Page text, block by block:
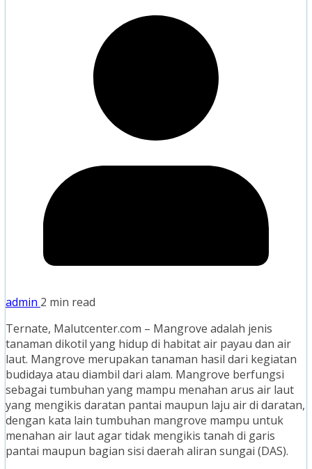
admin 2 min read
Ternate, Malutcenter.com – Mangrove adalah jenis
tanaman dikotil yang hidup di habitat air payau dan air
laut. Mangrove merupakan tanaman hasil dari kegiatan
budidaya atau diambil dari alam. Mangrove berfungsi
sebagai tumbuhan yang mampu menahan arus air laut
yang mengikis daratan pantai maupun laju air di daratan,
dengan kata lain tumbuhan mangrove mampu untuk
menahan air laut agar tidak mengikis tanah di garis
pantai maupun bagian sisi daerah aliran sungai (DAS).